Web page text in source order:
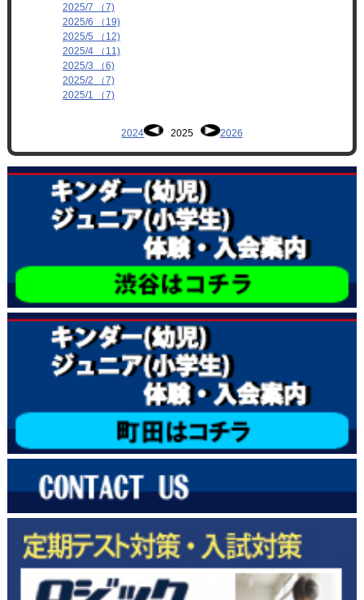
2025/7 （7)
2025/6 （19)
2025/5 （12)
2025/4 （11)
2025/3 （6)
2025/2 （7)
2025/1 （7)
2024 2025 2026